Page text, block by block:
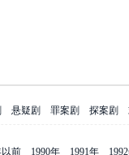
悬疑剧 罪案剧 探案剧
以前 1990年 1991年